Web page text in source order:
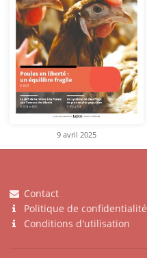
9 avril 2025
Contact
Politique de confidentialité
Conditions d'utilisation